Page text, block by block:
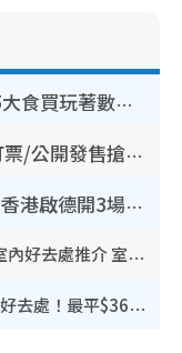
【8月生日優惠2026】全港85大食買玩著數攻略 自助餐/火鍋放題同行免費＋誠品/DONKI送現金券
人夫集團｜Klook套票/優先訂票/公開發售搶飛攻略！附票價.購票連結.場地座位表
BIGBANG演唱會2026｜11月香港啟德開3場！實名制VIP申請、優先購票攻略
香港室內好去處｜逾35大歎冷氣室內好去處推介 室內活動免費避雨無懼落雨
唱K推介2026︱全港13大卡啦OK好去處！最平$36起 日文K都有！(附地址+收費詳情)